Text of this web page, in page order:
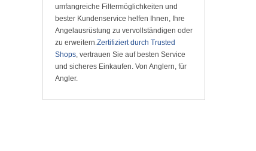
umfangreiche Filtermöglichkeiten und
bester Kundenservice helfen Ihnen, Ihre
Angelausrüstung zu vervollständigen oder
zu erweitern.Zertifiziert durch Trusted
Shops, vertrauen Sie auf besten Service
und sicheres Einkaufen. Von Anglern, für
Angler.